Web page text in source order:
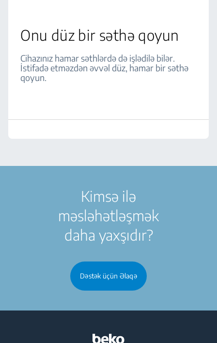
Onu düz bir səthə qoyun
Cihazınız hamar səthlərdə də işlədilə bilər.
İstifadə etməzdən əvvəl düz, hamar bir səthə
qoyun.
Kimsə ilə
məsləhətləşmək
daha yaxşıdır?
Dəstək üçün Əlaqə